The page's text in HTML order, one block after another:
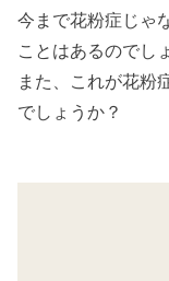
今まで花粉症じゃ
ことはあるのでし
また、これが花粉
でしょうか？